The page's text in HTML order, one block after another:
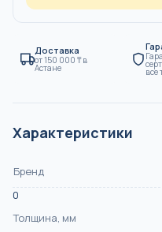
Доставка
от150 000 ₸в
Астане все
Характеристики
Бренд
0
Толщина, мм